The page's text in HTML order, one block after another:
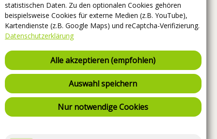
statistischen Daten. Zu den optionalen Cookies gehören
beispielsweise Cookies für externe Medien (z.B. YouTube),
Kartendienste (z.B. Google Maps) und reCaptcha-Verifizierung.
Datenschutzerklärung
Alle akzeptieren (empfohlen)
Auswahl speichern
Nur notwendige Cookies